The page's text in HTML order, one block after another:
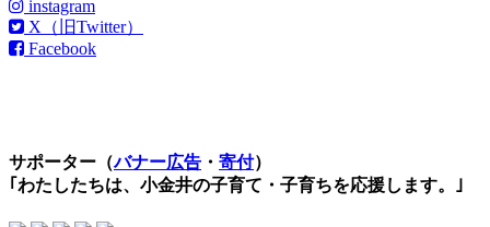
instagram
X（旧Twitter）
Facebook
サポーター（バナー広告 ・ 寄付）
｢わたしたちは、小金井の子育て・子育ちを応援します。｣